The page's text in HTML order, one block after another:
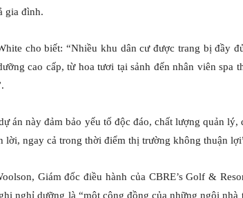
gia đình.
cho biết: “Nhiều khu dân cư được trang bị đầy
cao cấp, từ hoa tươi tại sảnh đến nhân viên spa
án này đảm bảo yếu tố độc đáo, chất lượng quản
lời, ngay cả trong thời điểm thị trường không thuận
Giám đốc điều hành của CBRE’s Golf &
nghỉ dưỡng là “một cộng đồng của những ngôi